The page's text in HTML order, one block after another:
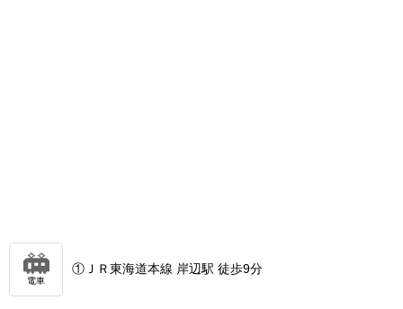
電車
①ＪＲ東海道本線 岸辺駅 徒歩9分